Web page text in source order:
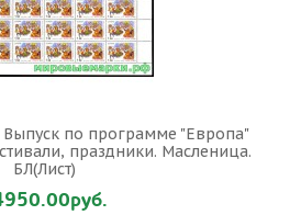
Выпуск по программе "Европа"
праздники. Масленица.
БЛ(Лист)